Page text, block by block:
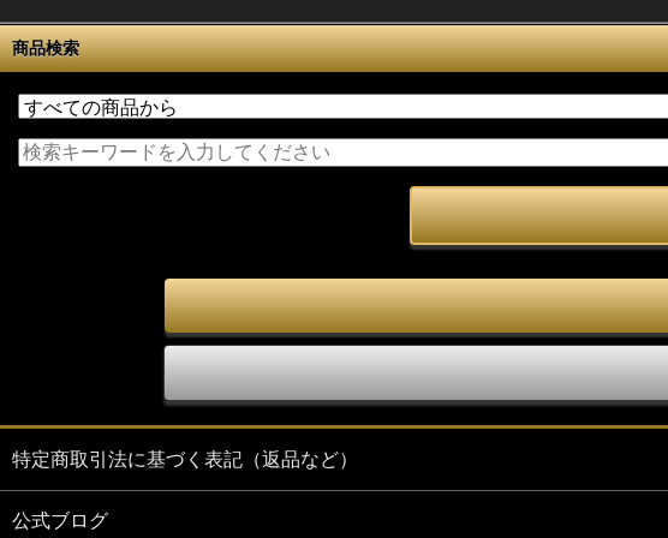
商品検索
特定商取引法に基づく表記（返品など）
公式ブログ